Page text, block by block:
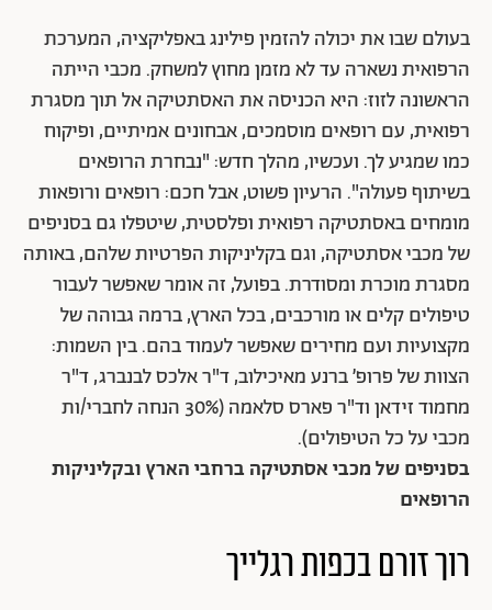
בעולם שבו את יכולה להזמין פילינג באפליקציה, המערכת
הרפואית נשארה עד לא מזמן מחוץ למשחק. מכבי הייתה
הראשונה לזוז: היא הכניסה את האסתטיקה אל תוך מסגרת
רפואית, עם רופאים מוסמכים, אבחונים אמיתיים, ופיקוח
כמו שמגיע לך. ועכשיו, מהלך חדש: "נבחרת הרופאים
בשיתוף פעולה". הרעיון פשוט, אבל חכם: רופאים ורופאות
מומחים באסתטיקה רפואית ופלסטית, שיטפלו גם בסניפים
של מכבי אסתטיקה, וגם בקליניקות הפרטיות שלהם, באותה
מסגרת מוכרת ומסודרת. בפועל, זה אומר שאפשר לעבור
טיפולים קלים או מורכבים, בכל הארץ, ברמה גבוהה של
מקצועיות ועם מחירים שאפשר לעמוד בהם. בין השמות:
הצוות של פרופ’ ברנע מאיכילוב, ד"ר אלכס לבנברג, ד"ר
מחמוד זידאן וד"ר פארס סלאמה (30% הנחה לחברי/ות
מכבי על כל הטיפולים).
בסניפים של מכבי אסתטיקה ברחבי הארץ ובקליניקות
הרופאים
רוך זורם בכפות רגלייך